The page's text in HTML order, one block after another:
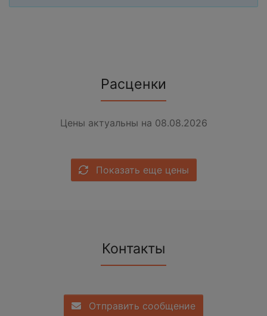
Расценки
Цены актуальны на 08.08.2026
Показать еще цены
Контакты
Отправить сообщение